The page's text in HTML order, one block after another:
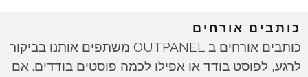
כותבים אורחים
כותבים אורחים ב OUTPANEL משתפים אותנו בביקור
לרגע, לפוסט בודד או אפילו לכמה פוסטים בודדים. אם